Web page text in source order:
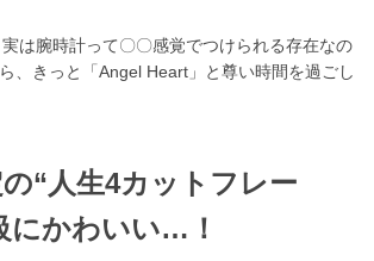
は腕時計って〇〇感覚でつけられる存在なの
、きっと「Angel Heart」と尊い時間を過ごし
“人生4カットフレー
にかわいい…！